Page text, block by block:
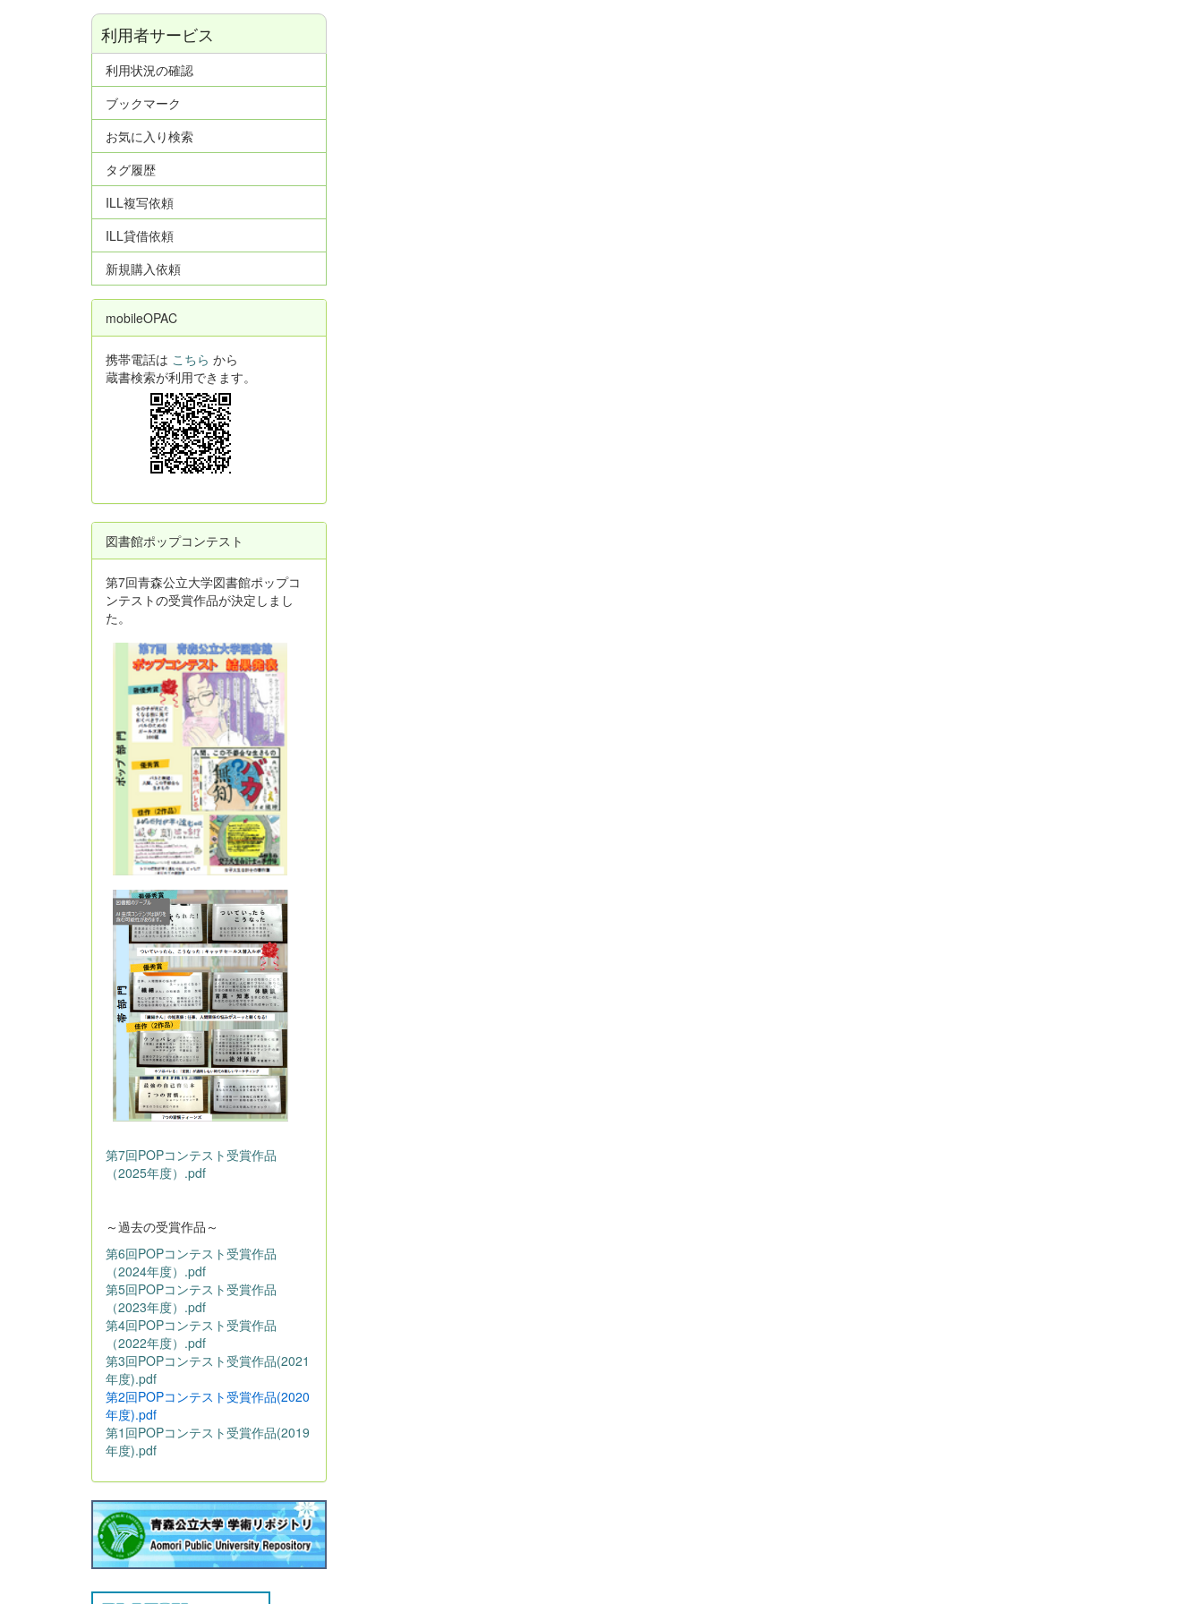
利用者サービス
利用状況の確認
ブックマーク
お気に入り検索
タグ履歴
ILL複写依頼
ILL貸借依頼
新規購入依頼
mobileOPAC
携帯電話は こちら から
蔵書検索が利用できます。
図書館ポップコンテスト
第7回青森公立大学図書館ポップコ
ンテストの受賞作品が決定しまし
た。
第7回POPコンテスト受賞作品
（2025年度）.pdf
～過去の受賞作品～
第6回POPコンテスト受賞作品
（2024年度）.pdf
第5回POPコンテスト受賞作品
（2023年度）.pdf
第4回POPコンテスト受賞作品
（2022年度）.pdf
第3回POPコンテスト受賞作品(2021
年度).pdf
第2回POPコンテスト受賞作品(2020
年度).pdf
第1回POPコンテスト受賞作品(2019
年度).pdf